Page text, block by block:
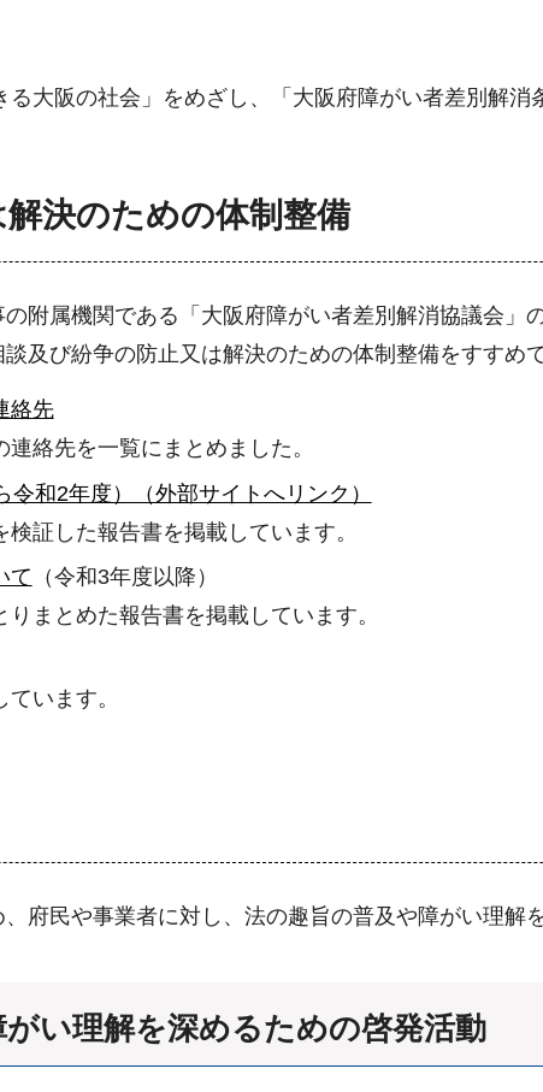
大阪の社会」をめざし、「大阪府障がい者差別解消
決のための体制整備
附属機関である「大阪府障がい者差別解消協議会」
及び紛争の防止又は解決のための体制整備をすすめて
絡先
絡先を一覧にまとめました。
和2年度）（外部サイトへリンク）
証した報告書を掲載しています。
て （令和3年度以降）
まとめた報告書を掲載しています。
います。
府民や事業者に対し、法の趣旨の普及や障がい理解
がい理解を深めるための啓発活動